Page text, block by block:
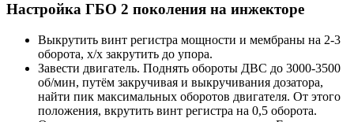
Настройка ГБО 2 поколения на инжекторе
Выкрутить винт регистра мощности и мембраны на 2-3
оборота, х/х закрутить до упора.
Завести двигатель. Поднять обороты ДВС до 3000-3500
об/мин, путём закручивая и выкручивания дозатора,
найти пик максимальных оборотов двигателя. От этого
положения, вкрутить винт регистра на 0,5 оборота.